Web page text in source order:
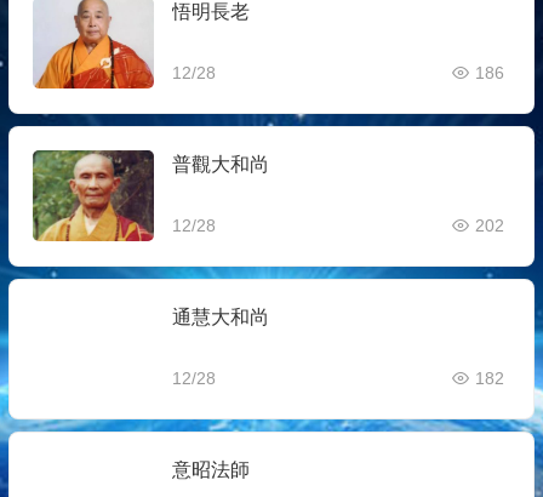
悟明長老
12/28 186
普觀大和尚
12/28 202
通慧大和尚
12/28 182
意昭法師